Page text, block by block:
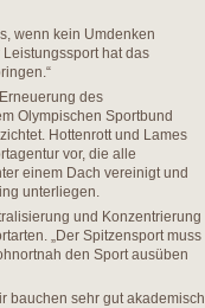
wenn kein Umdenken
Leistungssport hat das
des
Olympischen Sportbund
Hottenrott und Lames
vor, die alle
einem Dach vereinigt und
unterliegen.
und Konzentrierung
„Der Spitzensport muss
den Sport ausüben
bauchen sehr gut akademisch